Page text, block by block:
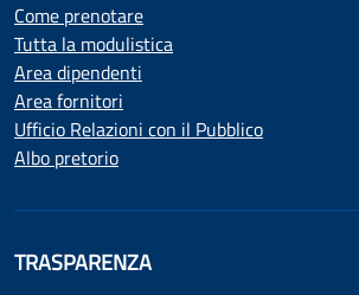
Come prenotare
Tutta la modulistica
Area dipendenti
Area fornitori
Ufficio Relazioni con il Pubblico
Albo pretorio
TRASPARENZA